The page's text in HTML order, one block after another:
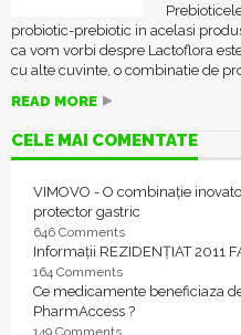
probiotic-prebiotic in acelasi
ca vom vorbi despre Lactoflora
cu alte cuvinte, o combinatie de
READ MORE
CELE MAI COMENTATE
VIMOVO - O combinație
protector gastric
646 Comments
Informații REZIDENȚIAT 2011
164 Comments
Ce medicamente beneficiaza
PharmAccess ?
149 Comments